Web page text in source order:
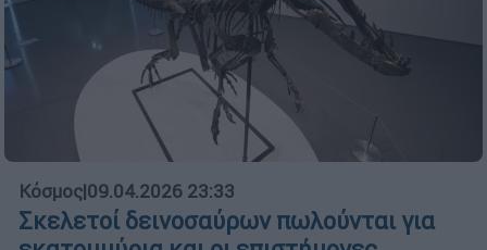
Κόσμος|09.04.2026 23:33
Σκελετοί δεινοσαύρων πωλούνται για